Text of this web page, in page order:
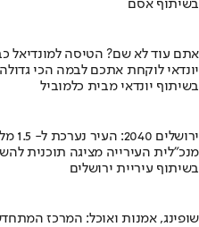
בשיתוף אסם
אתם עוד לא שם? הטיסה למונדיאל
יונדאי לוקחת אתכם לבמה הכי
בשיתוף יונדאי מבית כלמוביל
ירושלים 2040: העיר נערכת ל- 1.5 מליון תושבים
מנכ"לית העירייה מציגה תוכנית
בשיתוף עיריית ירושלים
שופינג, אמנות ואוכל: המרכז